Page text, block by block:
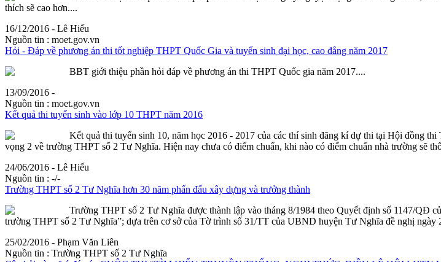
thích sẽ cao hơn....
16/12/2016 - Lê Hiếu
Nguồn tin : moet.gov.vn
Hỏi - Đáp về phương án thi tốt nghiệp THPT Quốc Gia và tuyển sinh đại học, cao đẳng năm 2017
BBT giới thiệu phần hỏi đáp về phương án thi THPT Quốc gia năm 2017....
13/09/2016 -
Nguồn tin : moet.gov.vn
Kết quả thi tuyển sinh vào lớp 10 THPT năm 2016
Kết quả thi tuyển sinh 10, năm học 2016 - 2017 của các thí sinh đăng kí dự thi tại Hội đồng
vọng 2 về trường THPT số 2 Tư Nghĩa. Hiện nay chưa có điểm chuẩn, khi nào có điểm chuẩn nhà trường sẽ
24/06/2016 - Lê Hiếu
Nguồn tin : -/-
Trường THPT số 2 Tư Nghĩa hơn 30 năm phấn đấu xây dựng và trưởng thành
Trường THPT số 2 Tư Nghĩa được thành lập vào tháng 8/1984 theo Quyết định số 1147/
trường THPT số 2 Tư Nghĩa”; dựa trên cơ sở của Tờ trình số 31/TT của UBND huyện Tư Nghĩa đề nghị ngày
25/02/2016 - Phạm Văn Liên
Nguồn tin : Trường THPT số 2 Tư Nghĩa